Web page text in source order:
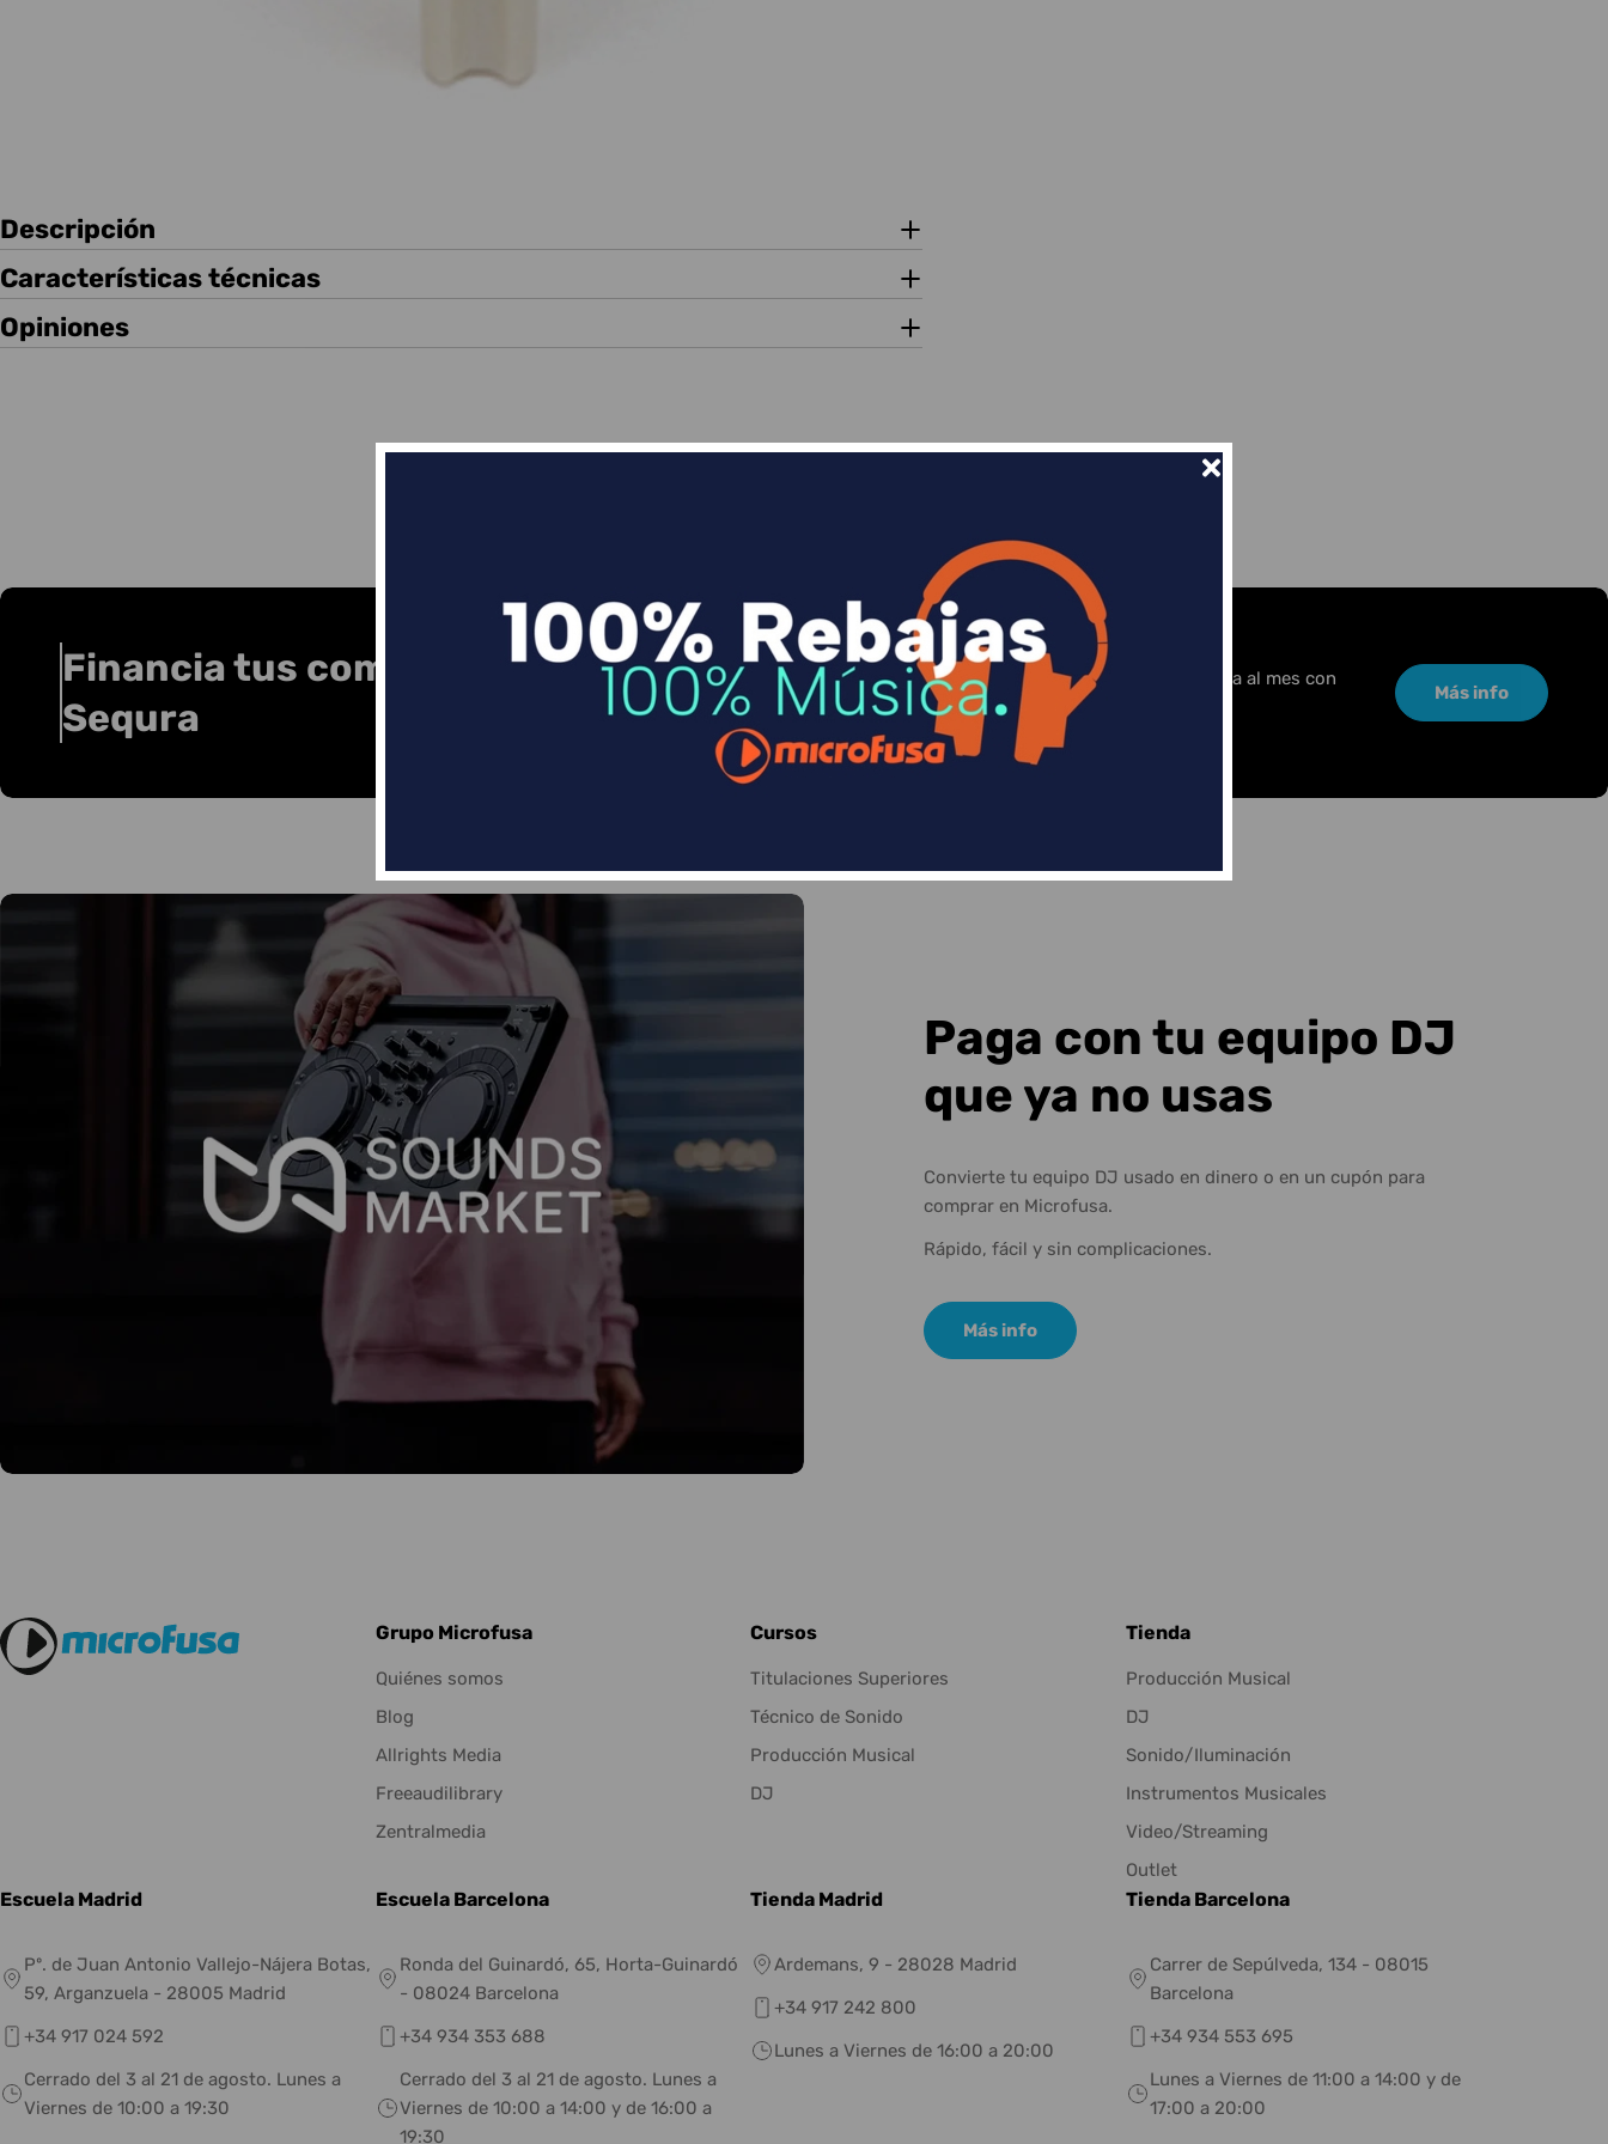
Descripción
Características técnicas
Opiniones
Financia tus compras con
Sequra
Divide en 3 sin coste o hasta en 18 meses por una pequeña cuota al mes con
Sequra
Más info
Paga con tu equipo DJ
que ya no usas
Convierte tu equipo DJ usado en dinero o en un cupón para
comprar en Microfusa.
Rápido, fácil y sin complicaciones.
Más info
Grupo Microfusa
Quiénes somos
Blog
Allrights Media
Freeaudilibrary
Zentralmedia
Cursos
Titulaciones Superiores
Técnico de Sonido
Producción Musical
DJ
Tienda
Producción Musical
DJ
Sonido/Iluminación
Instrumentos Musicales
Video/Streaming
Outlet
Escuela Madrid
Pº. de Juan Antonio Vallejo-Nájera Botas,
59, Arganzuela - 28005 Madrid
+34 917 024 592
Cerrado del 3 al 21 de agosto. Lunes a
Viernes de 10:00 a 19:30
Escuela Barcelona
Ronda del Guinardó, 65, Horta-Guinardó
- 08024 Barcelona
+34 934 353 688
Cerrado del 3 al 21 de agosto. Lunes a
Viernes de 10:00 a 14:00 y de 16:00 a
19:30
Tienda Madrid
Ardemans, 9 - 28028 Madrid
+34 917 242 800
Lunes a Viernes de 16:00 a 20:00
Tienda Barcelona
Carrer de Sepúlveda, 134 - 08015
Barcelona
+34 934 553 695
Lunes a Viernes de 11:00 a 14:00 y de
17:00 a 20:00